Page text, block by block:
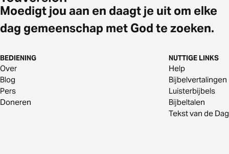
Moedigt jou aan en daagt je uit om elke
dag gemeenschap met God te zoeken.
BEDIENING
Over
Blog
Pers
Doneren
NUTTIGE LINKS
Help
Bijbelvertalingen
Luisterbijbels
Bijbeltalen
Tekst van de Dag